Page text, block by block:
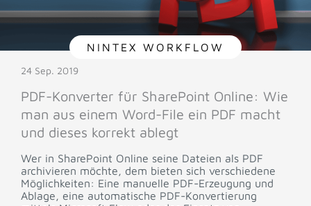
NINTEX WORKFLOW
24 Sep. 2019
PDF-Konverter für SharePoint Online: Wie
man aus einem Word-File ein PDF macht
und dieses korrekt ablegt
Wer in SharePoint Online seine Dateien als PDF
archivieren möchte, dem bieten sich verschiedene
Möglichkeiten: Eine manuelle PDF-Erzeugung und
Ablage, eine automatische PDF-Konvertierung